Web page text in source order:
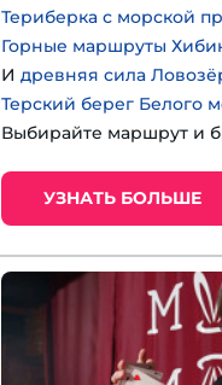
Териберка с морской
Горные маршруты
И древняя сила
Терский берег Белого
Выбирайте маршрут и
УЗНАТЬ БОЛЬШЕ